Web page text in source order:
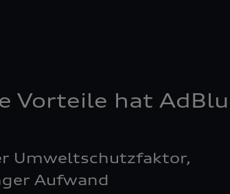
Vorteile hat
Umweltschutzfaktor,
Aufwand